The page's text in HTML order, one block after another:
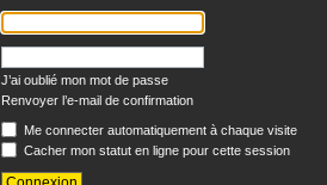
J’ai oublié mon mot de passe
Renvoyer l’e-mail de confirmation
Me connecter automatiquement à chaque visite
Cacher mon statut en ligne pour cette session